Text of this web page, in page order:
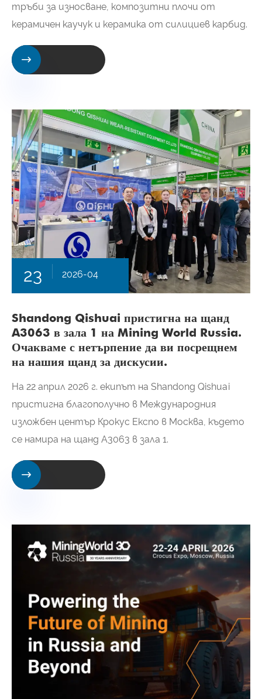
тръби за износване, композитни плочи от
керамичен каучук и керамика от силициев карбид.

23 2026-04
Shandong Qishuai пристигна на щанд
A3063 в зала 1 на Mining World Russia.
Очакваме с нетърпение да ви посрещнем
на нашия щанд за дискусии.
На 22 април 2026 г. екипът на Shandong Qishuai
пристигна благополучно в Международния
изложбен център Крокус Експо в Москва, където
се намира на щанд A3063 в зала 1.
